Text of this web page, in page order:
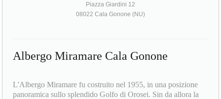
Piazza Giardini 12
08022 Cala Gonone (NU)
Albergo Miramare Cala Gonone
L'Albergo Miramare fu costruito nel 1955, in una posizione
panoramica sullo splendido Golfo di Orosei. Sin da allora la